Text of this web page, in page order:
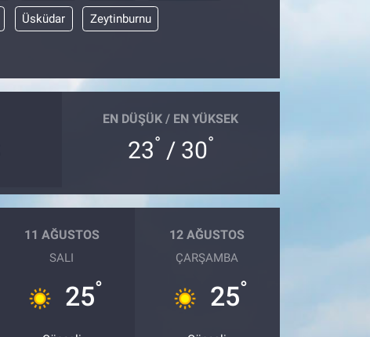
Üsküdar Zeytinburnu
EN DÜŞÜK / EN YÜKSEK
23° / 30°
11 AĞUSTOS
SALI
25°
12 AĞUSTOS
ÇARŞAMBA
25°